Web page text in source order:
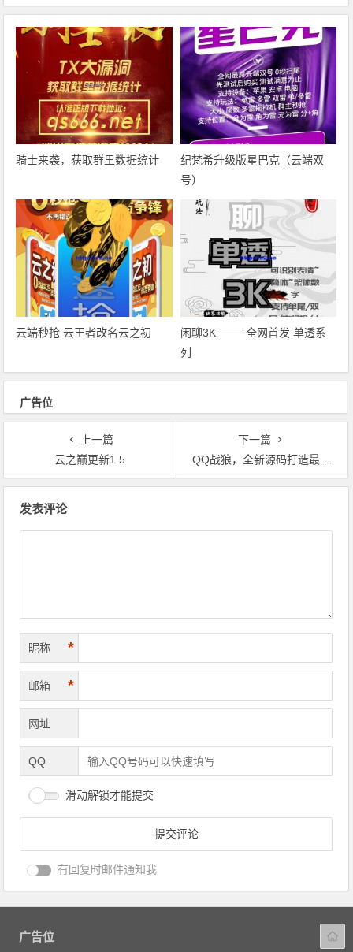
骑士来袭，获取群里数据统计
纪梵希升级版星巴克（云端双
号）
云端秒抢 云王者改名云之初
闲聊3K ─── 全网首发 单透系
列
广告位
上一篇
云之巅更新1.5️
下一篇
QQ战狼，全新源码打造最快的QQ越狱双号，支持最新版本QQ
发表评论
昵称 *
邮箱 *
网址
QQ
滑动解锁才能提交
有回复时邮件通知我
广告位